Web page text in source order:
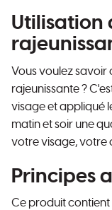
Utilisation
Vous voulez savoir
rajeunissante ?
visage et appliqué
matin et soir une
votre visage, votre
Principes
Ce produit contient